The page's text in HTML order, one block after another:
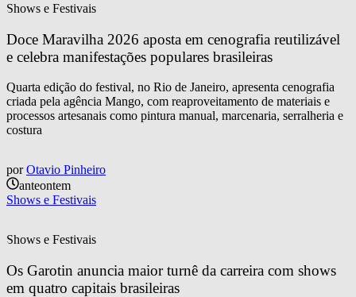
Shows e Festivais
Doce Maravilha 2026 aposta em cenografia reutilizável
e celebra manifestações populares brasileiras
Quarta edição do festival, no Rio de Janeiro, apresenta cenografia
criada pela agência Mango, com reaproveitamento de materiais e
processos artesanais como pintura manual, marcenaria, serralheria e
costura
por Otavio Pinheiro
anteontem
Shows e Festivais
Shows e Festivais
Os Garotin anuncia maior turnê da carreira com shows
em quatro capitais brasileiras